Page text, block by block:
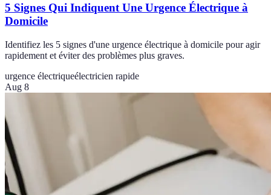
5 Signes Qui Indiquent Une Urgence Électrique à
Domicile
Identifiez les 5 signes d'une urgence électrique à domicile pour agir
rapidement et éviter des problèmes plus graves.
urgence électriqueélectricien rapide
Aug 8